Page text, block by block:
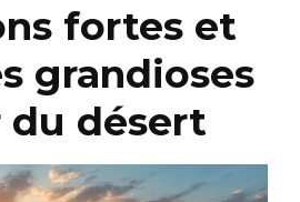
fortes et
grandioses
désert